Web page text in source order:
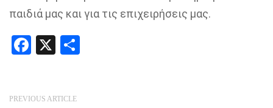
παιδιά μας και για τις επιχειρήσεις μας.
Facebook
X
PREVIOUS ARTICLE